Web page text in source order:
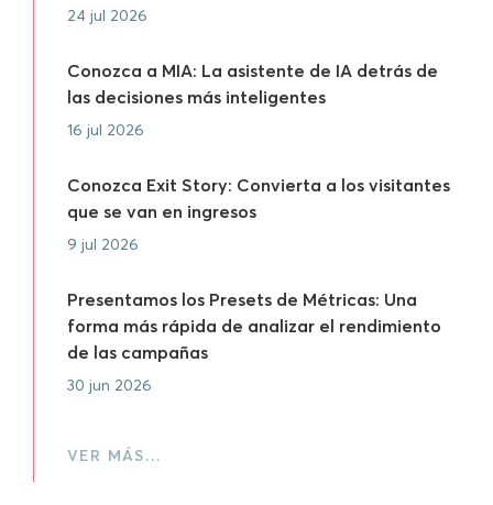
24 jul 2026
Conozca a MIA: La asistente de IA detrás de
las decisiones más inteligentes
16 jul 2026
Conozca Exit Story: Convierta a los visitantes
que se van en ingresos
9 jul 2026
Presentamos los Presets de Métricas: Una
forma más rápida de analizar el rendimiento
de las campañas
30 jun 2026
VER MÁS…